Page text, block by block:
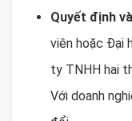
Quyết định
viên hoặc Đại
ty TNHH hai
Với doanh